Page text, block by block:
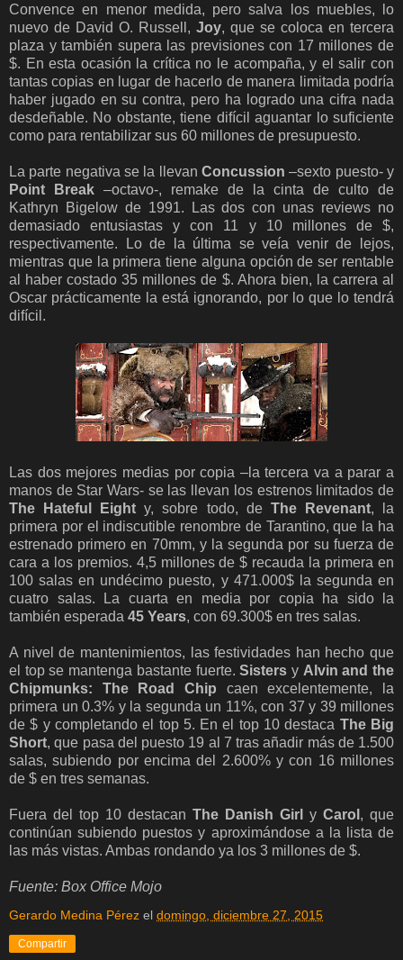
Convence en menor medida, pero salva los muebles, lo
nuevo de David O. Russell, Joy, que se coloca en tercera
plaza y también supera las previsiones con 17 millones de
$. En esta ocasión la crítica no le acompaña, y el salir con
tantas copias en lugar de hacerlo de manera limitada podría
haber jugado en su contra, pero ha logrado una cifra nada
desdeñable. No obstante, tiene difícil aguantar lo suficiente
como para rentabilizar sus 60 millones de presupuesto.
La parte negativa se la llevan Concussion –sexto puesto- y
Point Break –octavo-, remake de la cinta de culto de
Kathryn Bigelow de 1991. Las dos con unas reviews no
demasiado entusiastas y con 11 y 10 millones de $,
respectivamente. Lo de la última se veía venir de lejos,
mientras que la primera tiene alguna opción de ser rentable
al haber costado 35 millones de $. Ahora bien, la carrera al
Oscar prácticamente la está ignorando, por lo que lo tendrá
difícil.
Las dos mejores medias por copia –la tercera va a parar a
manos de Star Wars- se las llevan los estrenos limitados de
The Hateful Eight y, sobre todo, de The Revenant, la
primera por el indiscutible renombre de Tarantino, que la ha
estrenado primero en 70mm, y la segunda por su fuerza de
cara a los premios. 4,5 millones de $ recauda la primera en
100 salas en undécimo puesto, y 471.000$ la segunda en
cuatro salas. La cuarta en media por copia ha sido la
también esperada 45 Years, con 69.300$ en tres salas.
A nivel de mantenimientos, las festividades han hecho que
el top se mantenga bastante fuerte.Sisters y Alvin and the
Chipmunks: The Road Chip caen excelentemente, la
primera un 0.3% y la segunda un 11%, con 37 y 39 millones
de $ y completando el top 5. En el top 10 destaca The Big
Short, que pasa del puesto 19 al 7 tras añadir más de 1.500
salas, subiendo por encima del 2.600% y con 16 millones
de $ en tres semanas.
Fuera del top 10 destacan The Danish Girl y Carol , que
continúan subiendo puestos y aproximándose a la lista de
las más vistas. Ambas rondando ya los 3 millones de $.
Fuente: Box Office Mojo
Gerardo Medina Pérez el domingo, diciembre 27, 2015
Compartir